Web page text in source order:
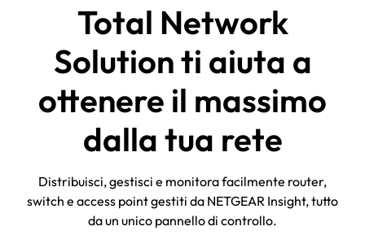
Total Network
Solution ti aiuta a
ottenere il massimo
dalla tua rete
Distribuisci, gestisci e monitora facilmente router,
switch e access point gestiti da NETGEAR Insight, tutto
da un unico pannello di controllo.